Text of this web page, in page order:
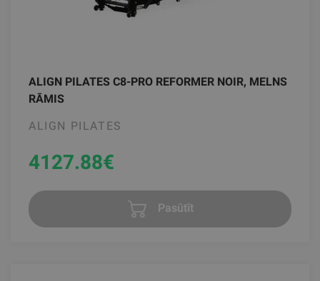
ALIGN PILATES C8-PRO REFORMER NOIR, MELNS
RĀMIS
ALIGN PILATES
4127.88€
Pasūtīt